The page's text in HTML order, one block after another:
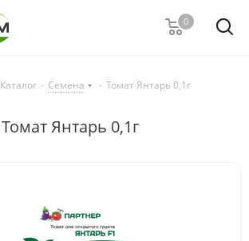
0
Каталог - Семена - Томат Янтарь 0,1г
Томат Янтарь 0,1г